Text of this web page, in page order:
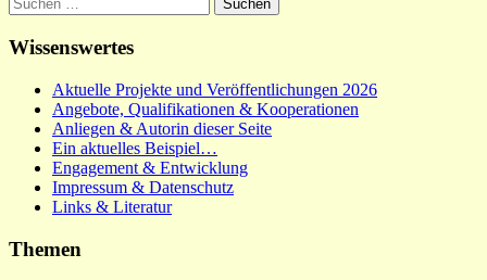
nach:
Wissenswertes
Aktuelle Projekte und Veröffentlichungen 2026
Angebote, Qualifikationen & Kooperationen
Anliegen & Autorin dieser Seite
Ein aktuelles Beispiel…
Engagement & Entwicklung
Impressum & Datenschutz
Links & Literatur
Themen